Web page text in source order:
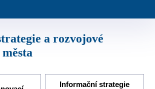
Potřebuji zaplatit
Informační strategie